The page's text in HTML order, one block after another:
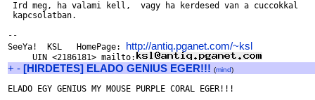
Ird meg, ha valami kell,  vagy ha kerdesed van a cuccokkal
kapcsolatban.
--
SeeYa!  KSL   HomePage: http://antiq.pganet.com/~ksl
     UIN <2186181> mailto:
+ - [HIRDETES] ELADO GENIUS EGER!!! (mind)
ELADO EGY GENIUS MY MOUSE PURPLE CORAL EGER!!!